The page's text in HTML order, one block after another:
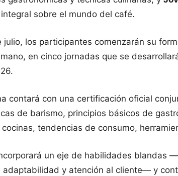
sobre el mundo del café.
julio, los participantes comenzarán su
en cinco jornadas que se
contará con una certificación oficial
de barismo, principios básicos de
tendencias de consumo,
un eje de habilidades blandas
adaptabilidad y atención al cliente— y